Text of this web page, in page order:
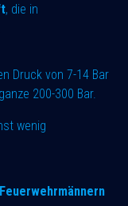
, die in
Druck von 7-14 Bar
200-300 Bar.
wenig
Feuerwehrmännern